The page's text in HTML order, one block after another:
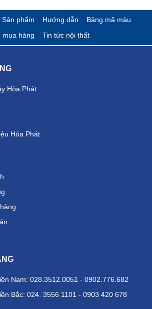
Sản phẩm Hướng dẫn
Bảng mã màu
mua hàng Tin tức nội thất
Hòa Phát
Hòa Phát
Nam: 028.3512.0051 - 0902.776.682
Bắc: 024. 3556 1101 - 0903 420 678